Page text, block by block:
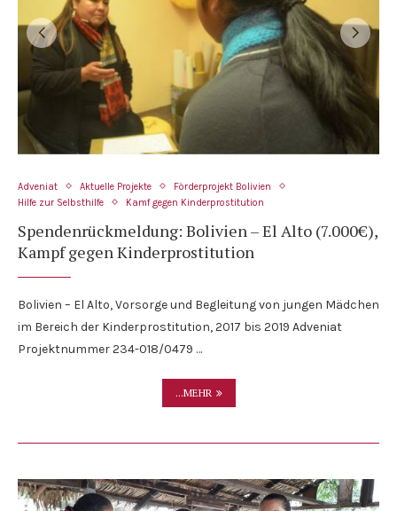
Adveniat Aktuelle Projekte
Förderprojekt Bolivien
Hilfe zur Selbsthilfe
Kamf gegen Kinderprostitution
Spendenrückmeldung: Bolivien – El Alto (7.000€),
Kampf gegen Kinderprostitution
Bolivien – El Alto, Vorsorge und Begleitung von jungen Mädchen
im Bereich der Kinderprostitution, 2017 bis 2019 Adveniat
Projektnummer 234-018/0479 …
...MEHR